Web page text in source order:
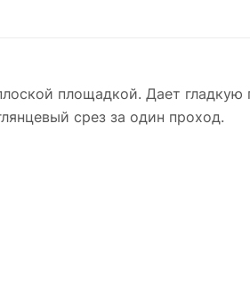
площадкой. Дает
срез за один проход.